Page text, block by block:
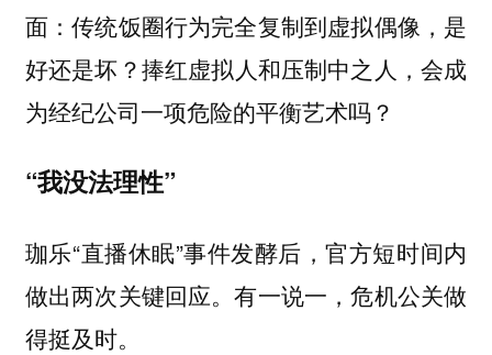
面：传统饭圈行为完全复制到虚拟偶像，是
好还是坏？捧红虚拟人和压制中之人，会成
为经纪公司一项危险的平衡艺术吗？
“我没法理性”
珈乐“直播休眠”事件发酵后，官方短时间内
做出两次关键回应。有一说一，危机公关做
得挺及时。